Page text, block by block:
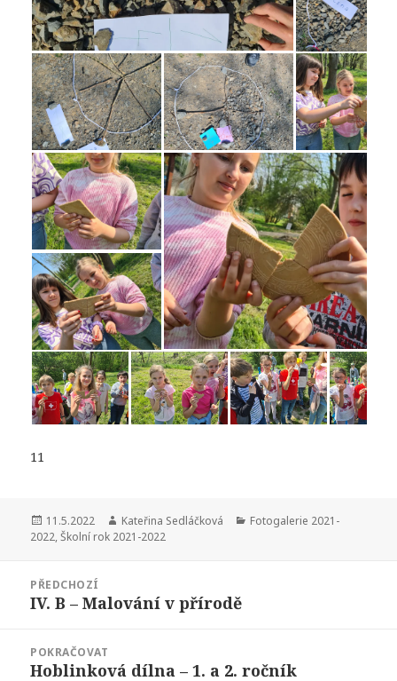
11
Publikováno:
11.5.2022 Autor:
Kateřina Sedláčková Rubriky:
Fotogalerie 2021-
2022,Školní rok 2021-2022
příspěvek
PŘEDCHOZÍ
Předchozí
IV. B – Malování v přírodě
POKRAČOVAT
Následující
Hoblinková dílna – 1. a 2. ročník